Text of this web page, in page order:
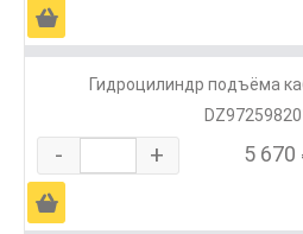
Ä
Гидроцилиндр подъёма
- + 5 670
Ä